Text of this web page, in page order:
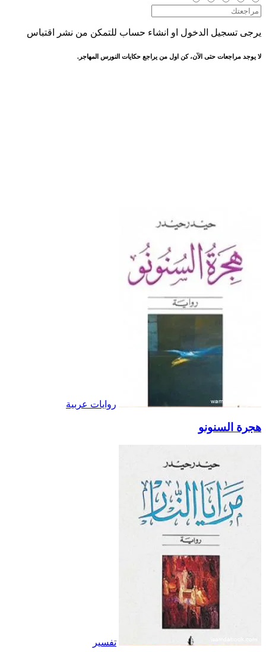
يرجى تسجيل الدخول او انشاء حساب للتمكن من نشر اقتباس
لا يوجد مراجعات حتى الآن، كن اول من يراجع حكايات النورس المهاجر.
روايات عربية
هجرة السنونو
تفسير